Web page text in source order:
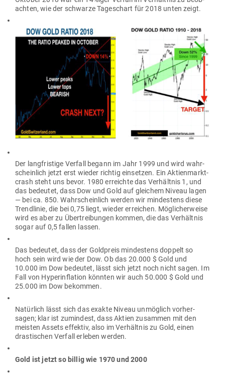
achten, wie der schwarze Tages­chart für 2018 unten zeigt.
Der lang­fristige Verfall begann im Jahr 1999 und wird wahr­
scheinlich jetzt erst wieder richtig ein­setzen. Ein Akti­en­markt­
crash steht uns bevor. 1980 erreichte das Ver­hältnis 1, und
das bedeutet, dass Dow und Gold auf gleichem Niveau lagen
— bei ca. 850. Wahr­scheinlich werden wir min­destens diese
Trend­linie, die bei 0,75 liegt, wieder erreichen. Mög­li­cher­weise
wird es aber zu Über­trei­bungen kommen, die das Ver­hältnis
sogar auf 0,5 fallen lassen.
Das bedeutet, dass der Gold­preis min­destens doppelt so
hoch sein wird wie der Dow. Ob das 20.000 $ Gold und
10.000 im Dow bedeutet, lässt sich jetzt noch nicht sagen. Im
Fall von Hyper­in­flation könnten wir auch 50.000 $ Gold und
25.000 im Dow bekommen.
Natürlich lässt sich das exakte Niveau unmöglich vor­her­
sagen; klar ist zumindest, dass Aktien zusammen mit den
meisten Assets effektiv, also im Ver­hältnis zu Gold, einen
dras­ti­schen Verfall erleben werden.
Gold ist jetzt so billig wie 1970 und 2000